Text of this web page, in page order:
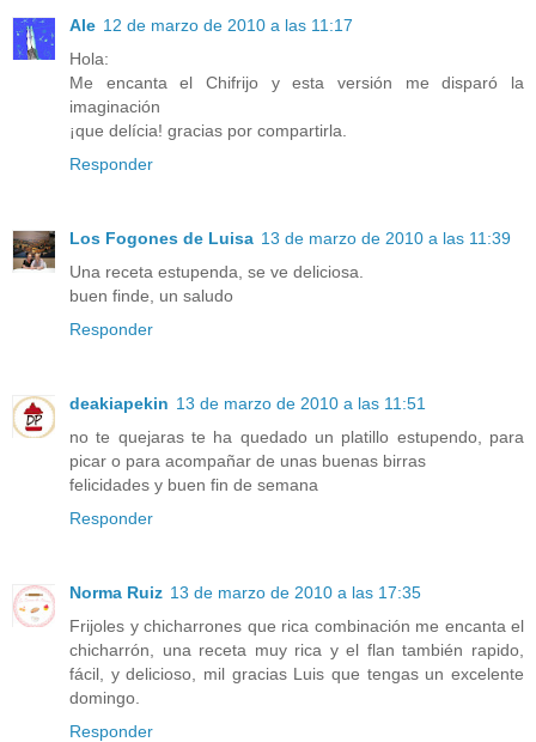
Ale 12 de marzo de 2010 a las 11:17
Hola:
Me encanta el Chifrijo y esta versión me disparó la
imaginación
¡que delícia! gracias por compartirla.
Responder
Los Fogones de Luisa 13 de marzo de 2010 a las 11:39
Una receta estupenda, se ve deliciosa.
buen finde, un saludo
Responder
deakiapekin 13 de marzo de 2010 a las 11:51
no te quejaras te ha quedado un platillo estupendo, para
picar o para acompañar de unas buenas birras
felicidades y buen fin de semana
Responder
Norma Ruiz 13 de marzo de 2010 a las 17:35
Frijoles y chicharrones que rica combinación me encanta el
chicharrón, una receta muy rica y el flan también rapido,
fácil, y delicioso, mil gracias Luis que tengas un excelente
domingo.
Responder